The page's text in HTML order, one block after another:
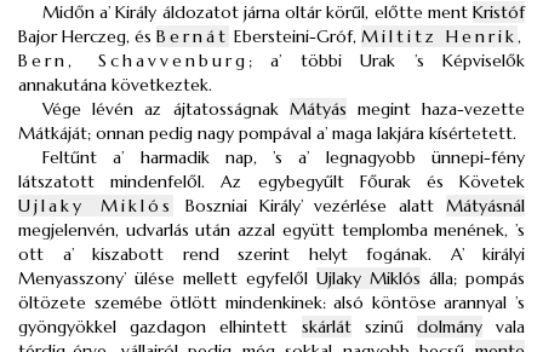
Midőn a’ Király áldozatot járna oltár körűl, előtte ment Kristóf
Bajor Herczeg, és Bernát Ebersteini-Gróf, Miltitz Henrik,
Bern, Schavvenburg ; a’ többi Urak ’s Képviselők
annakutána következtek.
Vége lévén az ájtatosságnak Mátyás megint haza-vezette
Mátkáját; onnan pedig nagy pompával a’ maga lakjára kísértetett.
Feltűnt a’ harmadik nap, ’s a’ legnagyobb ünnepi-fény
látszatott mindenfelől. Az egybegyűlt Főurak és Követek
Ujlaky Miklós
Boszniai Király’ vezérlése alattMátyásnál
megjelenvén, udvarlás után azzal együtt templomba menének, ’s
ott a’ kiszabott rend szerint helyt fogának. A’ királyi
Menyasszony’ ülése mellett egyfelől Ujlaky Miklós álla; pompás
öltözete szemébe ötlött mindenkinek: alsó köntöse arannyal ’s
gyöngyökkel gazdagon elhintett skárlátszinű dolmányvala